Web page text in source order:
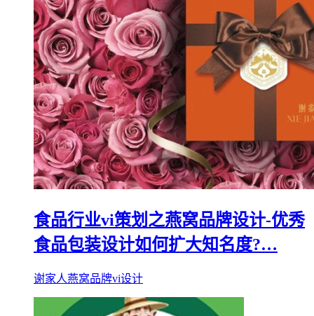
食品行业vi策划之燕窝品牌设计-优秀
食品包装设计如何扩大知名度?…
谢家人燕窝品牌vi设计